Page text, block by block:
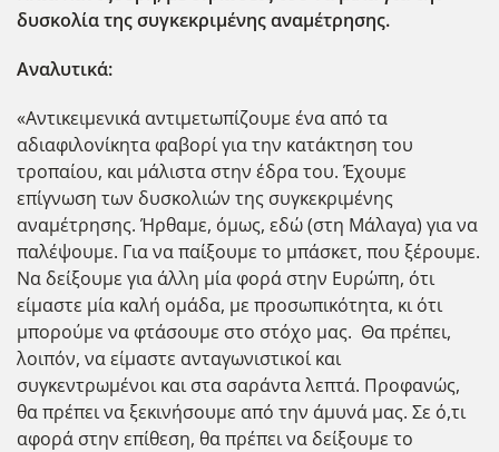
δυσκολία της συγκεκριμένης αναμέτρησης.
Αναλυτικά:
«Αντικειμενικά αντιμετωπίζουμε ένα από τα
αδιαφιλονίκητα φαβορί για την κατάκτηση του
τροπαίου, και μάλιστα στην έδρα του. Έχουμε
επίγνωση των δυσκολιών της συγκεκριμένης
αναμέτρησης. Ήρθαμε, όμως, εδώ (στη Μάλαγα) για να
παλέψουμε. Για να παίξουμε το μπάσκετ, που ξέρουμε.
Να δείξουμε για άλλη μία φορά στην Ευρώπη, ότι
είμαστε μία καλή ομάδα, με προσωπικότητα, κι ότι
μπορούμε να φτάσουμε στο στόχο μας. Θα πρέπει,
λοιπόν, να είμαστε ανταγωνιστικοί και
συγκεντρωμένοι και στα σαράντα λεπτά. Προφανώς,
θα πρέπει να ξεκινήσουμε από την άμυνά μας. Σε ό,τι
αφορά στην επίθεση, θα πρέπει να δείξουμε το